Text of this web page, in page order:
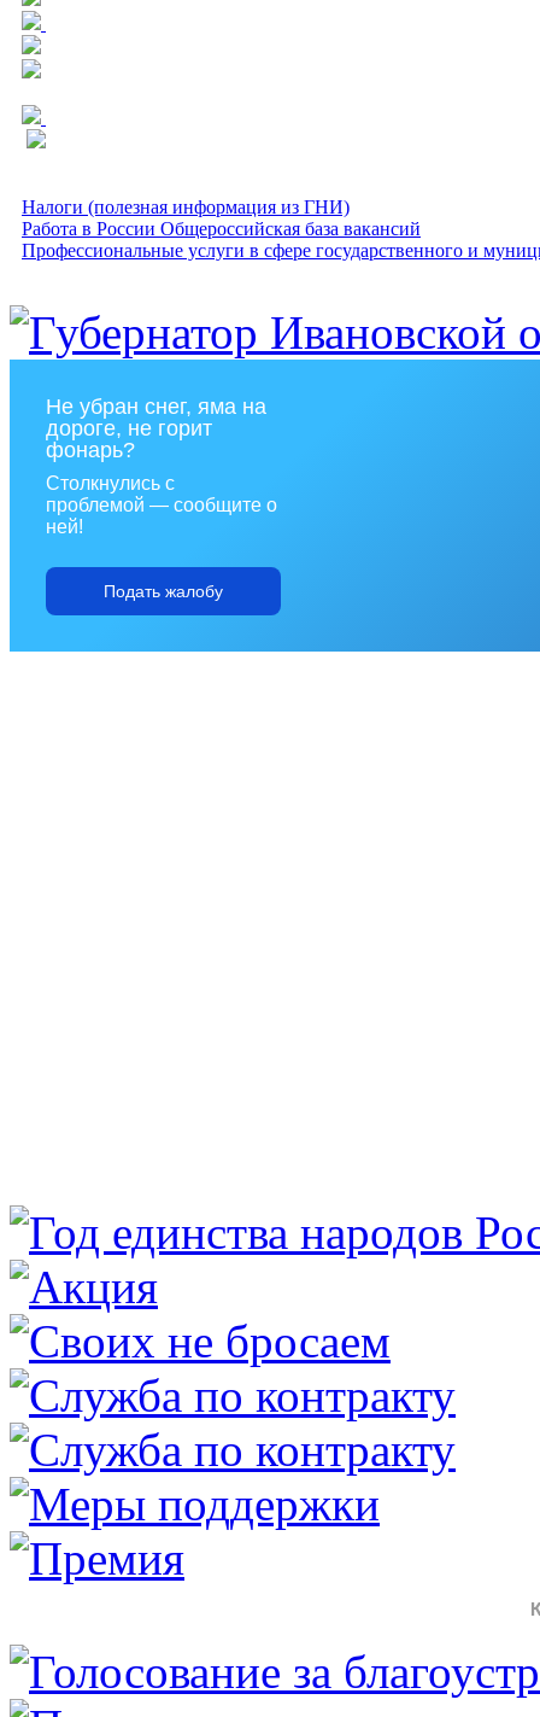
Налоги (полезная информация из ГНИ)
Работа в России Общероссийская база вакансий
Профессиональные услуги в сфере государственного и
Не убран снег, яма на
дороге, не горит
фонарь?
Столкнулись с
проблемой — сообщите о
ней!
Подать жалобу